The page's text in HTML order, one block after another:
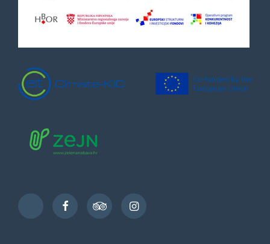
TikTok
FacebookTripAdvisorInstagram